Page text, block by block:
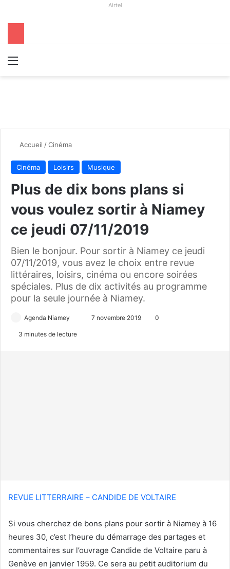
Airtel
Accueil /Cinéma
Cinéma Loisirs Musique
Plus de dix bons plans si
vous voulez sortir à Niamey
ce jeudi 07/11/2019
Bien le bonjour. Pour sortir à Niamey ce jeudi
07/11/2019, vous avez le choix entre revue
littéraires, loisirs, cinéma ou encore soirées
spéciales. Plus de dix activités au programme
pour la seule journée à Niamey.
Agenda Niamey 7 novembre 2019 0
3 minutes de lecture
REVUE LITTERRAIRE – CANDIDE DE VOLTAIRE
Si vous cherchez de bons plans pour sortir à Niamey à 16
heures 30, c’est l’heure du démarrage des partages et
commentaires sur l’ouvrage Candide de Voltaire paru à
Genève en janvier 1959. Ce sera au petit auditorium du